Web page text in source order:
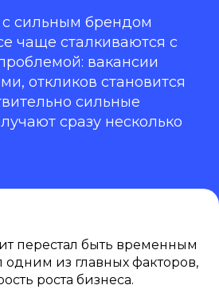
сильным брендом
чаще сталкиваются с
вакансии
откликов становится
сильные
сразу несколько
перестал быть временным
одним из главных факторов,
роста бизнеса.